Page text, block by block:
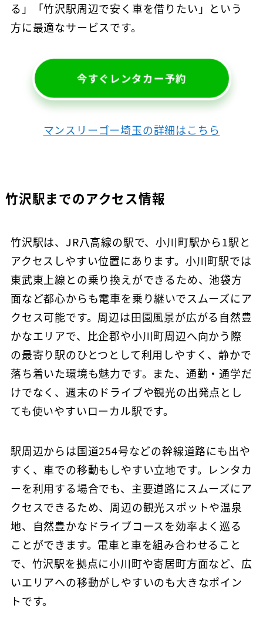
る」「竹沢駅周辺で安く車を借りたい」という
方に最適なサービスです。
今すぐレンタカー予約
マンスリーゴー埼玉の詳細はこちら
竹沢駅までのアクセス情報
竹沢駅は、JR八高線の駅で、小川町駅から1駅と
アクセスしやすい位置にあります。小川町駅では
東武東上線との乗り換えができるため、池袋方
面など都心からも電車を乗り継いでスムーズにア
クセス可能です。周辺は田園風景が広がる自然豊
かなエリアで、比企郡や小川町周辺へ向かう際
の最寄り駅のひとつとして利用しやすく、静かで
落ち着いた環境も魅力です。また、通勤・通学だ
けでなく、週末のドライブや観光の出発点とし
ても使いやすいローカル駅です。
駅周辺からは国道254号などの幹線道路にも出や
すく、車での移動もしやすい立地です。レンタカ
ーを利用する場合でも、主要道路にスムーズにア
クセスできるため、周辺の観光スポットや温泉
地、自然豊かなドライブコースを効率よく巡る
ことができます。電車と車を組み合わせること
で、竹沢駅を拠点に小川町や寄居町方面など、広
いエリアへの移動がしやすいのも大きなポイン
トです。